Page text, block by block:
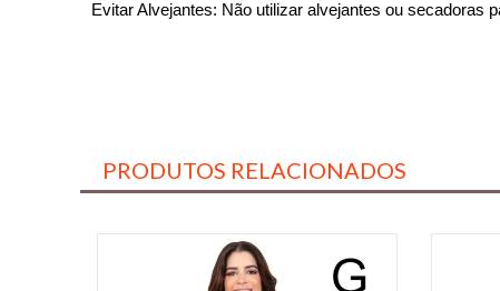
Evitar Alvejantes: Não utilizar alvejantes ou secadoras
PRODUTOS RELACIONADOS